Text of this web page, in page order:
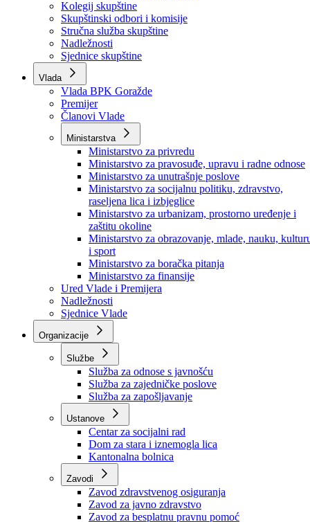
Rukovodstvo
Poslanici po strankama
Poslanici po klubovima naroda
Kolegij skupštine
Skupštinski odbori i komisije
Stručna služba skupštine
Nadležnosti
Sjednice skupštine
Vlada
Vlada BPK Goražde
Premijer
Članovi Vlade
Ministarstva
Ministarstvo za privredu
Ministarstvo za pravosuđe, upravu i radne odnose
Ministarstvo za unutrašnje poslove
Ministarstvo za socijalnu politiku, zdravstvo,
raseljena lica i izbjeglice
Ministarstvo za urbanizam, prostorno uređenje i
zaštitu okoline
Ministarstvo za obrazovanje, mlade, nauku,
i sport
Ministarstvo za boračka pitanja
Ministarstvo za finansije
Ured Vlade i Premijera
Nadležnosti
Sjednice Vlade
Organizacije
Službe
Služba za odnose s javnošću
Služba za zajedničke poslove
Služba za zapošljavanje
Ustanove
Centar za socijalni rad
Dom za stara i iznemogla lica
Kantonalna bolnica
Zavodi